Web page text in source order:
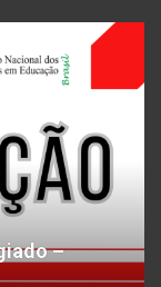
–